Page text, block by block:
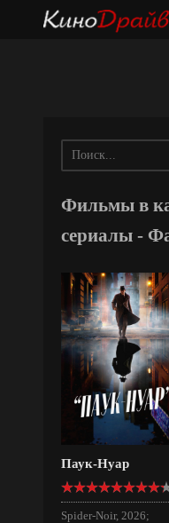
Фильмы в
сериалы -
Паук-Нуар
Spider-Noir, 2026;